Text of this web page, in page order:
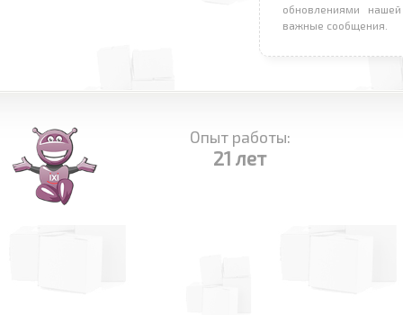
обновлениями
важные сообщения.
Опыт работы:
21 лет